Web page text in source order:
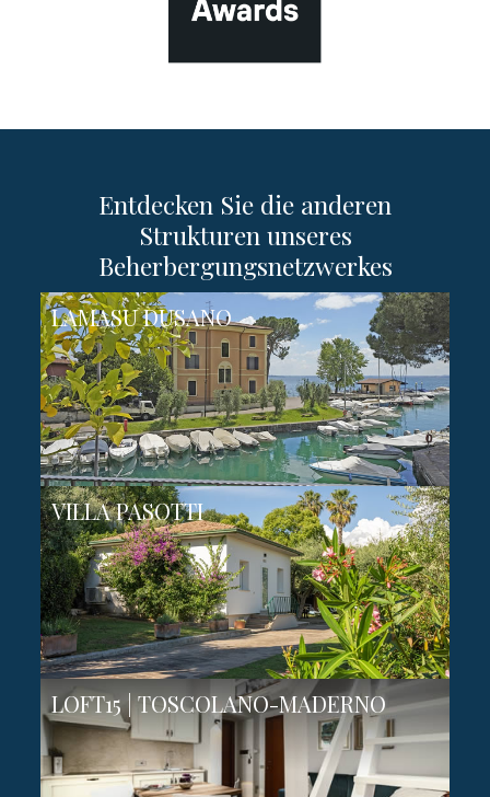
Entdecken Sie die anderen
Strukturen unseres
Beherbergungsnetzwerkes
LAMASU DUSANO
VILLA PASOTTI
LOFT15 | TOSCOLANO-MADERNO